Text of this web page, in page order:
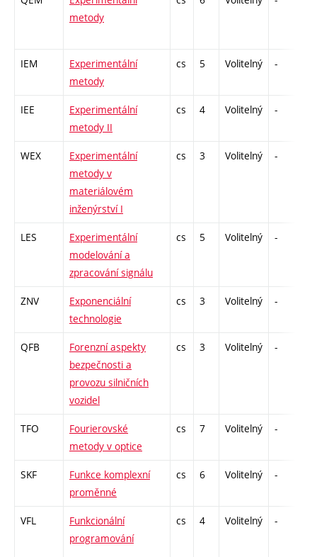
metody
IEM
Experimentální
metody
cs 5 Volitelný -
IEE
Experimentální
metody II
cs 4 Volitelný -
WEX
Experimentální
metody v
materiálovém
inženýrství I
cs 3 Volitelný -
LES
Experimentální
modelování a
zpracování signálu
cs 5 Volitelný -
ZNV
Exponenciální
technologie
cs 3 Volitelný -
QFB
Forenzní aspekty
bezpečnosti a
provozu silničních
vozidel
cs 3 Volitelný -
TFO
Fourierovské
metody v optice
cs 7 Volitelný -
SKF
Funkce komplexní
proměnné
cs 6 Volitelný -
VFL
Funkcionální
programování
cs 4 Volitelný -